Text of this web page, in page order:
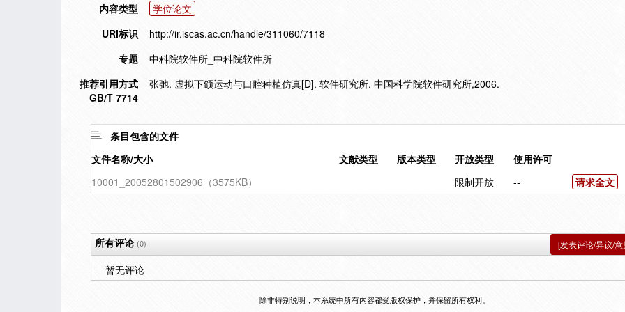
内容类型
学位论文
URI标识
http://ir.iscas.ac.cn/handle/311060/7118
专题
中科院软件所_中科院软件所
推荐引用方式
GB/T 7714
张弛. 虚拟下颌运动与口腔种植仿真[D]. 软件研究所. 中国科学院软件研究所,2006.
条目包含的文件
文件名称/大小
文献类型 版本类型 开放类型
使用许可
10001_20052801502906（3575KB）
限制开放 -- 请求全文
所有评论(0) [发表评论/异议/意
暂无评论
除非特别说明，本系统中所有内容都受版权保护，并保留所有权利。